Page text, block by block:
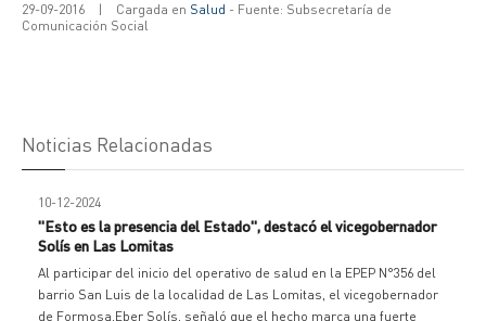
29-09-2016 | Cargada en Salud - Fuente: Subsecretaría de
Comunicación Social
Noticias Relacionadas
10-12-2024
"Esto es la presencia del Estado", destacó el vicegobernador
Solís en Las Lomitas
Al participar del inicio del operativo de salud en la EPEP N°356 del
barrio San Luis de la localidad de Las Lomitas, el vicegobernador
de Formosa,Eber Solís, señaló que el hecho marca una fuerte